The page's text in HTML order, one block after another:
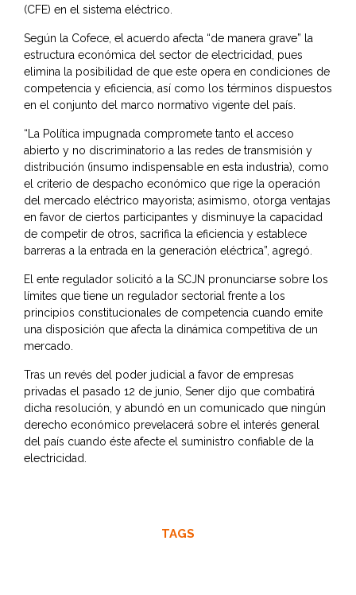
(CFE) en el sistema eléctrico.
Según la Cofece, el acuerdo afecta “de manera grave” la
estructura económica del sector de electricidad, pues
elimina la posibilidad de que este opera en condiciones de
competencia y eficiencia, así como los términos dispuestos
en el conjunto del marco normativo vigente del país.
“La Política impugnada compromete tanto el acceso
abierto y no discriminatorio a las redes de transmisión y
distribución (insumo indispensable en esta industria), como
el criterio de despacho económico que rige la operación
del mercado eléctrico mayorista; asimismo, otorga ventajas
en favor de ciertos participantes y disminuye la capacidad
de competir de otros, sacrifica la eficiencia y establece
barreras a la entrada en la generación eléctrica”, agregó.
El ente regulador solicitó a la SCJN pronunciarse sobre los
límites que tiene un regulador sectorial frente a los
principios constitucionales de competencia cuando emite
una disposición que afecta la dinámica competitiva de un
mercado.
Tras un revés del poder judicial a favor de empresas
privadas el pasado 12 de junio, Sener dijo que combatirá
dicha resolución, y abundó en un comunicado que ningún
derecho económico prevelacerá sobre el interés general
del país cuando éste afecte el suministro confiable de la
electricidad.
TAGS